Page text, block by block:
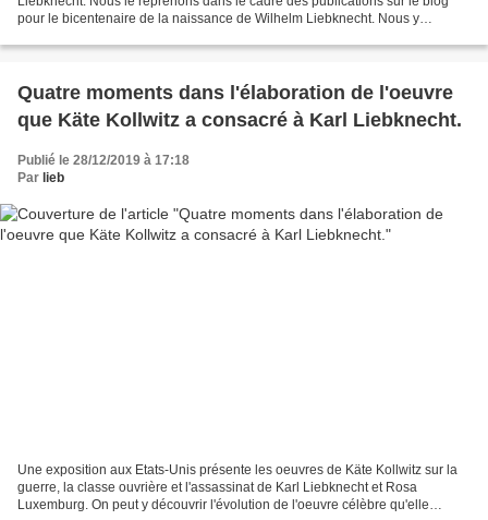
pour le bicentenaire de la naissance de Wilhelm Liebknecht. Nous y
Quatre moments dans l'élaboration de l'oeuvre
que Käte Kollwitz a consacré à Karl Liebknecht.
Publié le 28/12/2019 à 17:18
Par lieb
Une exposition aux Etats-Unis présente les oeuvres de Käte Kollwitz sur la
guerre, la classe ouvrière et l'assassinat de Karl Liebknecht et Rosa
Luxemburg. On peut y découvrir l'évolution de l'oeuvre célèbre qu'elle